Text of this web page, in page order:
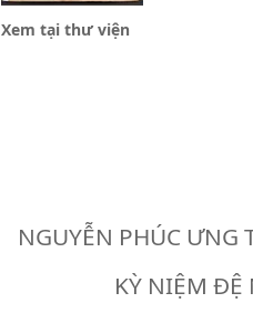
Xem tại thư viện
NGUYỄN PHÚC
KỲ NIỆM ĐỆ